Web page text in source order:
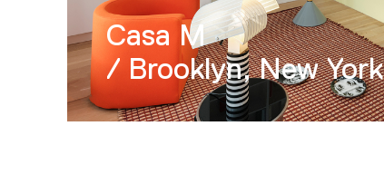
Casa M
/ Brooklyn, New York